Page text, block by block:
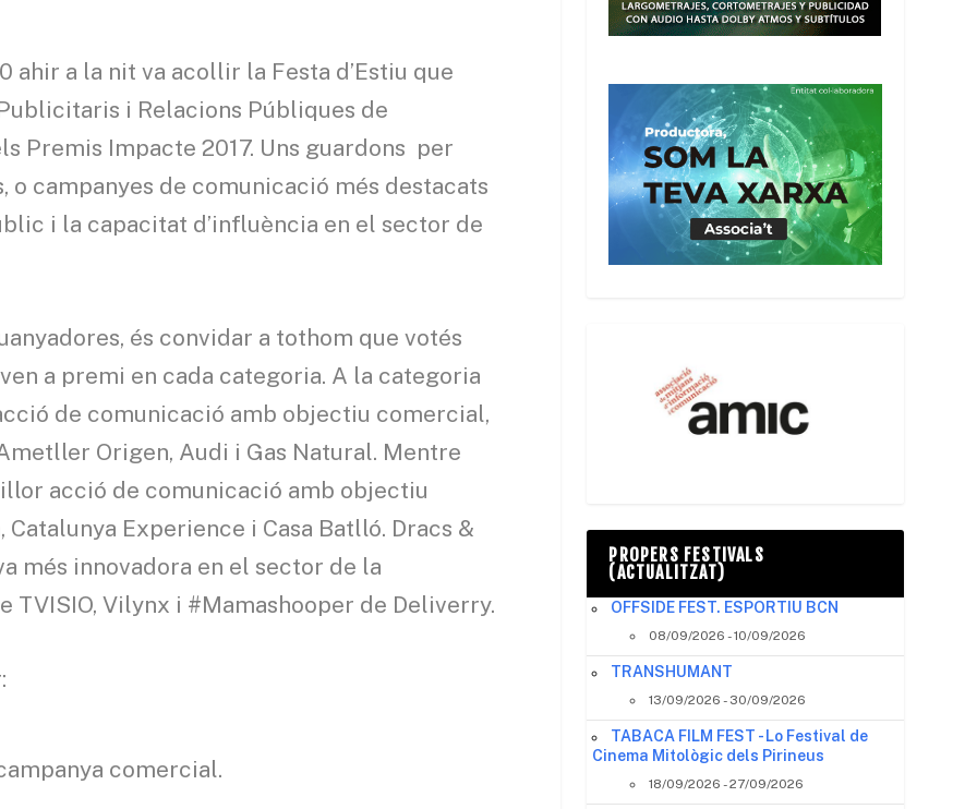
ahir a la nit va acollir la Festa d’Estiu que
i Relacions Públiques de
Premis Impacte 2017. Uns guardons per
campanyes de comunicació més destacats
i la capacitat d’influència en el sector de
és convidar a tothom que votés
a premi en cada categoria. A la categoria
de comunicació amb objectiu comercial,
Origen, Audi i Gas Natural. Mentre
acció de comunicació amb objectiu
Experience i Casa Batlló. Dracs &
més innovadora en el sector de la
TVISIO, Vilynx i #Mamashooper de Deliverry.
comercial.
PROPERS FESTIVALS
(ACTUALITZAT)
OFFSIDE FEST. ESPORTIU BCN
08/09/2026 - 10/09/2026
TRANSHUMANT
13/09/2026 - 30/09/2026
TABACA FILM FEST - Lo Festival de
Cinema Mitològic dels Pirineus
18/09/2026 - 27/09/2026